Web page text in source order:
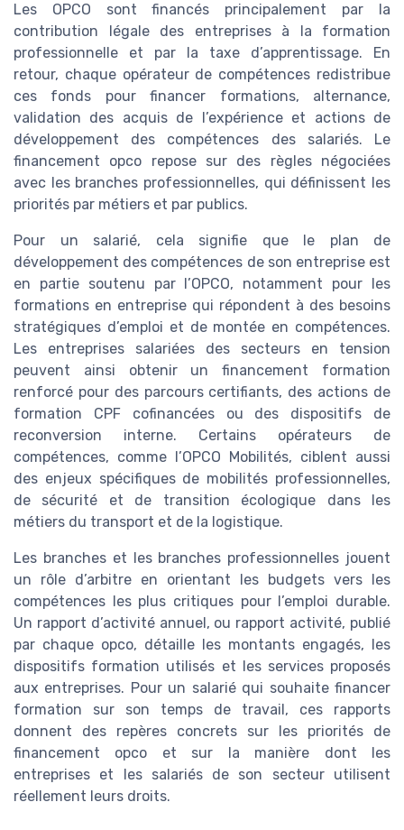
Les OPCO sont financés principalement par la
contribution légale des entreprises à la formation
professionnelle et par la taxe d’apprentissage. En
retour, chaque opérateur de compétences redistribue
ces fonds pour financer formations, alternance,
validation des acquis de l’expérience et actions de
développement des compétences des salariés. Le
financement opco repose sur des règles négociées
avec les branches professionnelles, qui définissent les
priorités par métiers et par publics.
Pour un salarié, cela signifie que le plan de
développement des compétences de son entreprise est
en partie soutenu par l’OPCO, notamment pour les
formations en entreprise qui répondent à des besoins
stratégiques d’emploi et de montée en compétences.
Les entreprises salariées des secteurs en tension
peuvent ainsi obtenir un financement formation
renforcé pour des parcours certifiants, des actions de
formation CPF cofinancées ou des dispositifs de
reconversion interne. Certains opérateurs de
compétences, comme l’OPCO Mobilités, ciblent aussi
des enjeux spécifiques de mobilités professionnelles,
de sécurité et de transition écologique dans les
métiers du transport et de la logistique.
Les branches et les branches professionnelles jouent
un rôle d’arbitre en orientant les budgets vers les
compétences les plus critiques pour l’emploi durable.
Un rapport d’activité annuel, ou rapport activité, publié
par chaque opco, détaille les montants engagés, les
dispositifs formation utilisés et les services proposés
aux entreprises. Pour un salarié qui souhaite financer
formation sur son temps de travail, ces rapports
donnent des repères concrets sur les priorités de
financement opco et sur la manière dont les
entreprises et les salariés de son secteur utilisent
réellement leurs droits.